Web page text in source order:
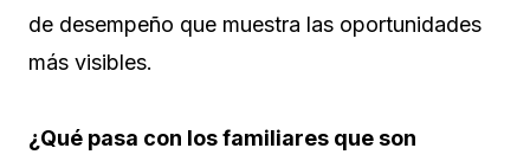
de desempeño que muestra las oportunidades
más visibles.
¿Qué pasa con los familiares que son